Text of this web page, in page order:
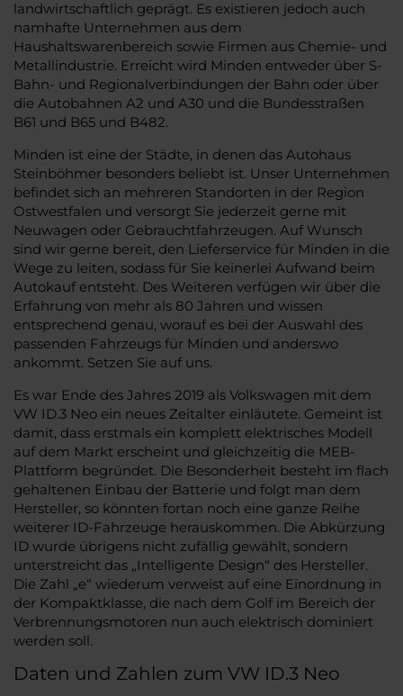
landwirtschaftlich geprägt. Es existieren jedoch auch
namhafte Unternehmen aus dem
Haushaltswarenbereich sowie Firmen aus Chemie- und
Metallindustrie. Erreicht wird Minden entweder über S-
Bahn- und Regionalverbindungen der Bahn oder über
die Autobahnen A2 und A30 und die Bundesstraßen
B61 und B65 und B482.
Minden ist eine der Städte, in denen das Autohaus
Steinböhmer besonders beliebt ist. Unser Unternehmen
befindet sich an mehreren Standorten in der Region
Ostwestfalen und versorgt Sie jederzeit gerne mit
Neuwagen oder Gebrauchtfahrzeugen. Auf Wunsch
sind wir gerne bereit, den Lieferservice für Minden in die
Wege zu leiten, sodass für Sie keinerlei Aufwand beim
Autokauf entsteht. Des Weiteren verfügen wir über die
Erfahrung von mehr als 80 Jahren und wissen
entsprechend genau, worauf es bei der Auswahl des
passenden Fahrzeugs für Minden und anderswo
ankommt. Setzen Sie auf uns.
Es war Ende des Jahres 2019 als Volkswagen mit dem
VW ID.3 Neo ein neues Zeitalter einläutete. Gemeint ist
damit, dass erstmals ein komplett elektrisches Modell
auf dem Markt erscheint und gleichzeitig die MEB-
Plattform begründet. Die Besonderheit besteht im flach
gehaltenen Einbau der Batterie und folgt man dem
Hersteller, so könnten fortan noch eine ganze Reihe
weiterer ID-Fahrzeuge herauskommen. Die Abkürzung
ID wurde übrigens nicht zufällig gewählt, sondern
unterstreicht das „Intelligente Design“ des Hersteller.
Die Zahl „e“ wiederum verweist auf eine Einordnung in
der Kompaktklasse, die nach dem Golf im Bereich der
Verbrennungsmotoren nun auch elektrisch dominiert
werden soll.
Daten und Zahlen zum VW ID.3 Neo